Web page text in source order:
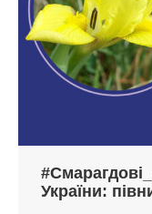
України: